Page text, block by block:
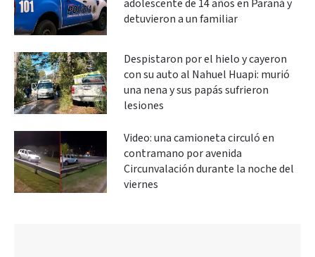
adolescente de 14 años en Paraná y
detuvieron a un familiar
Despistaron por el hielo y cayeron
con su auto al Nahuel Huapi: murió
una nena y sus papás sufrieron
lesiones
Video: una camioneta circuló en
contramano por avenida
Circunvalación durante la noche del
viernes